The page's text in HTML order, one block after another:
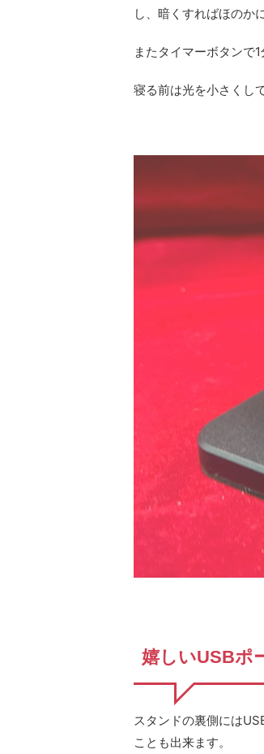
し、暗くすればほのか
またタイマーボタンで
寝る前は光を小さくし
嬉しいUSBポ
スタンドの裏側には
ことも出来ます。